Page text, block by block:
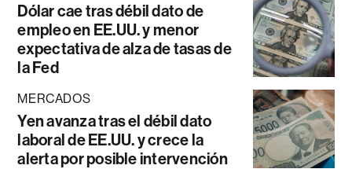
Dólar cae tras débil dato de
empleo en EE.UU. y menor
expectativa de alza de tasas de
la Fed
MERCADOS
Yen avanza tras el débil dato
laboral de EE.UU. y crece la
alerta por posible intervención